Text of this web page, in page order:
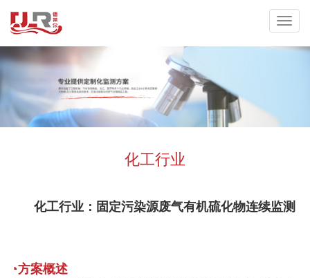
化工行业
化工行业：固定污染源废气有机硫化物连续监测
◔方案概述